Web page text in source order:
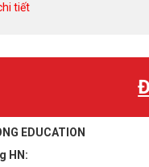
tiết
EDUCATION
HN: